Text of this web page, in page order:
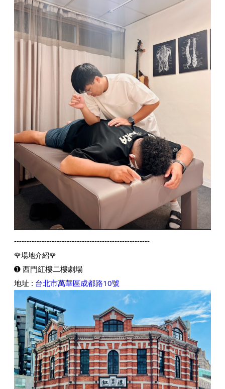
------------------------------------------------------
🌹場地介紹🌹
➊ 西門紅樓二樓劇場
地址 : 台北市萬華區成都路10號